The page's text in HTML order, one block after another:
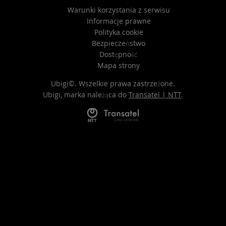
Warunki korzystania z serwisu
Informacje prawne
Polityka cookie
Bezpieczeństwo
Dostępność
Mapa strony
Ubigi©. Wszelkie prawa zastrzeżone.
Ubigi, marka należąca do Transatel | NTT.